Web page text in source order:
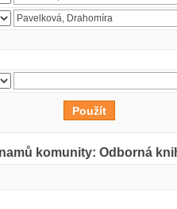
komunity: Odborná